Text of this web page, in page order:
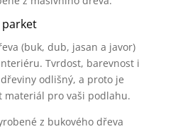
(buk, dub, jasan a javor)
Tvrdost, barevnost i
odlišný, a proto je
materiál pro vaši podlahu.
z bukového dřeva